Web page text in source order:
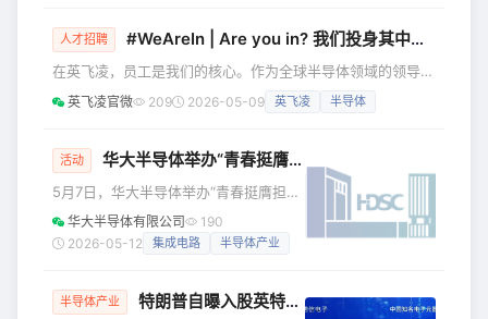
跑”
支出预算的三倍之多——相比之下，特
2024年为113亿美元。 这一激进的财务
举措，标志着这家电动汽车巨头正以前
和机器人技术公司转型。 马斯克在财
人才招聘 #WeAreIn | Are you in? 我们投身其中，你愿意加入吗？
在英飞凌，员工是我们的核心。作为全球半导体领域的领导
者，我们汇聚来自世界各地的人才，推动创新、可持续发展与
数字化转型。在这里，我们重视学习与成长，提供清晰的职业
帮助你扩展技能。 我们的故事 我们投身其中，推动低碳化与
数字化转型。携手同行，我们每天都在打造微小芯片，成就美
好生活，开发造福人们日常生活的技术。我们的半导体解决方
案在数百万的产品中，推
英飞凌官微 209 2026-05-09 英飞凌 半导体
活动 华大半导体举办“青春挺膺担当·奋进十五五新征程”主题团日暨2026年五四先进表彰会
5月7日，华大半导体举办“青春挺膺担当·
奋进十五五新征程”主题团日暨2026年五
四先进表彰会，学习贯彻习近平总书记
新时代青年先锋奖获奖者代表重要回信
华大半导体有限公司
190
2026-05-12
集成电路 半导体产业
半导体产业 特朗普自曝入股英特尔内幕：“该死，我应该多要一点的。”